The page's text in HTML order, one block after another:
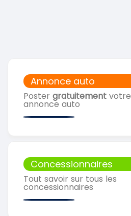
Annonce auto
Poster gratuitement votre
annonce auto
Concessionnaires
Tout savoir sur tous les
concessionnaires